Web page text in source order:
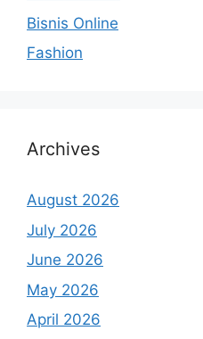
Bisnis Online
Fashion
Archives
August 2026
July 2026
June 2026
May 2026
April 2026